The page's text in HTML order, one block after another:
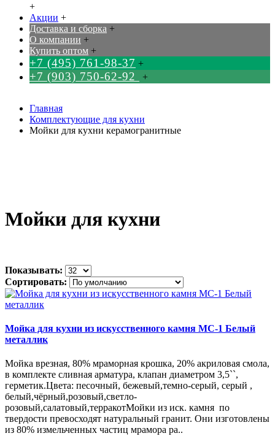
+
Акции +
Доставка и сборка +
О компании +
Купить оптом +
+7 (495) 761-98-37 +
+7 (903) 750-62-92 +
Главная
Комплектующие для кухни
Мойки для кухни керамогранитные
Мойки для кухни
Показывать:
Сортировать:
Мойка для кухни из искусственного камня МС-1 Белый
металлик
Мойка врезная, 80% мраморная крошка, 20% акриловая смола,
в комплекте сливная арматура, клапан диаметром 3,5``,
герметик.Цвета: песочный, бежевый,темно-серый, серый ,
белый,чёрный,розовый,светло-
розовый,салатовый,терракотМойки из иск. камня по
твердости превосходят натуральный гранит. Они изготовлены
из 80% измельченных частиц мрамора ра..